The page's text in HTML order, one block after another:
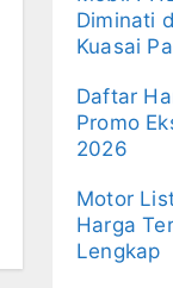
Diminati
Kuasai
Daftar
Promo
2026
Motor
Harga
Lengkap